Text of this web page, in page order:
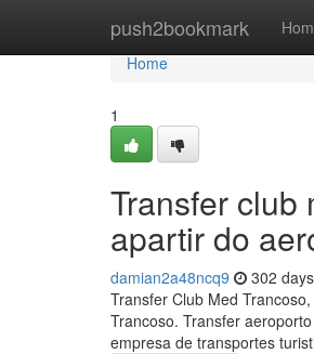
push2bookmark
Home
Home
1
Transfer club
apartir do
damian2a48ncq9 302
Transfer Club Med
Trancoso. Transfer
empresa de transportes